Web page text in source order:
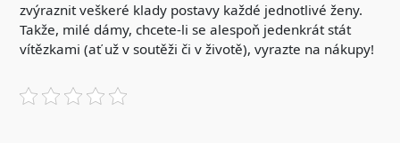
zvýraznit veškeré klady postavy každé jednotlivé ženy.
Takže, milé dámy, chcete-li se alespoň jedenkrát stát
vítězkami (ať už v soutěži či v životě), vyrazte na nákupy!